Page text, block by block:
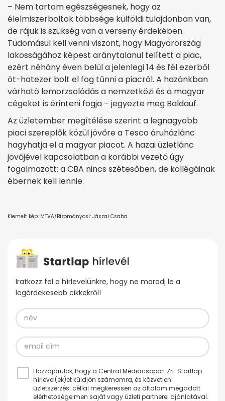
– Nem tartom egészségesnek, hogy az
élelmiszerboltok többsége külföldi tulajdonban van,
de rájuk is szükség van a verseny érdekében.
Tudomásul kell venni viszont, hogy Magyarország
lakosságához képest aránytalanul telített a piac,
ezért néhány éven belül a jelenlegi 14 és fél ezerből
öt-hatezer bolt el fog tűnni a piacról. A hazánkban
várható lemorzsolódás a nemzetközi és a magyar
cégeket is érinteni fogja – jegyezte meg Baldauf.
Az üzletember megítélése szerint a legnagyobb
piaci szereplők közül jövőre a Tesco áruházlánc
hagyhatja el a magyar piacot. A hazai üzletlánc
jövőjével kapcsolatban a korábbi vezető úgy
fogalmazott: a CBA nincs szétesőben, de kollégáinak
ébernek kell lennie.
Kiemelt kép: MTVA/Bizományosi: Jászai Csaba
Iratkozz fel a hírlevelünkre, hogy ne maradj le a
legérdekesebb cikkekről!
Hozzájárulok, hogy a Central Médiacsoport Zrt. Startlap
hírlevel(ek)et küldjön számomra, és közvetlen
üzletszerzési céllal megkeressen az általam megadott
elérhetőségeimen saját vagy üzleti partnerei ajánlatával.